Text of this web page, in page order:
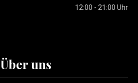
12:00 - 21:00 Uhr
Über uns